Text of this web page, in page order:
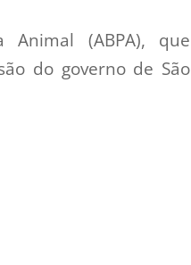
Animal (ABPA), que
do governo de São